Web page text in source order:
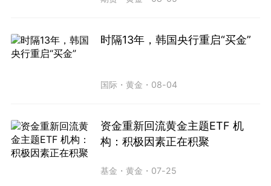
时隔13年，韩国央行重启“买金”
国际 ・黄金 ・ 08-04
资金重新回流黄金主题ETF 机
构：积极因素正在积聚
基金 ・黄金 ・ 07-25